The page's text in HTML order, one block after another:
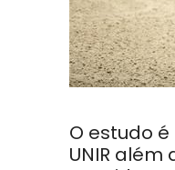
O estudo
UNIR